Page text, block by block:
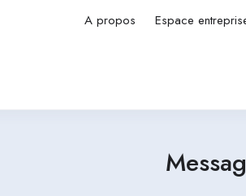
A propos Espace